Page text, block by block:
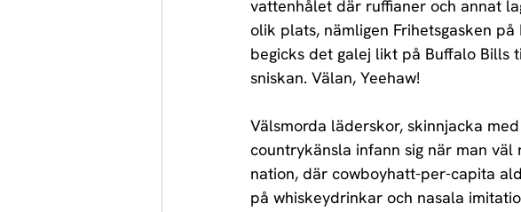
vattenhålet där ruffianer och annat
olik plats, nämligen Frihetsgasken
begicks det galej likt på Buffalo Bills
sniskan. Välan, Yeehaw!
Välsmorda läderskor, skinnjacka
countrykänsla infann sig när man
nation, där cowboyhatt-per-capita
på whiskeydrinkar och nasala